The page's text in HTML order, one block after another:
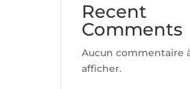
Recent
Comments
Aucun commentaire
afficher.